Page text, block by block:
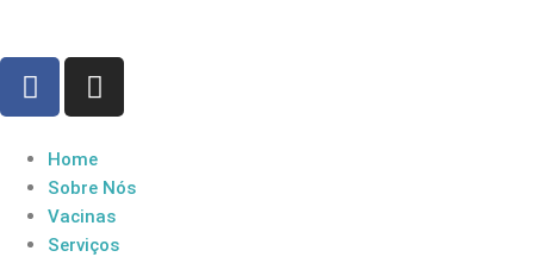
Home
Sobre Nós
Vacinas
Serviços